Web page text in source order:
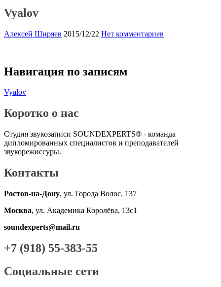
Vyalov
Алексей Ширяев 2015/12/22 Нет комментариев
Навигация по записям
Vyalov
Коротко о нас
Студия звукозаписи SOUNDEXPERTS® - команда
дипломированных специалистов и преподавателей
звукорежиссуры.
Контакты
Ростов-на-Дону, ул. Города Волос, 137
Москва, ул. Академика Королёва, 13с1
soundexperts@mail.ru
+7 (918) 55-383-55
Социальные сети